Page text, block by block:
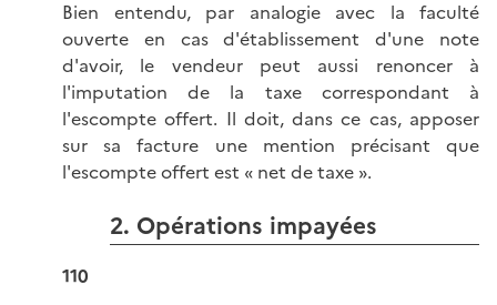
Bien entendu, par analogie avec la faculté
ouverte en cas d'établissement d'une note
d'avoir, le vendeur peut aussi renoncer à
l'imputation de la taxe correspondant à
l'escompte offert. Il doit, dans ce cas, apposer
sur sa facture une mention précisant que
l'escompte offert est « net de taxe ».
2. Opérations impayées
110